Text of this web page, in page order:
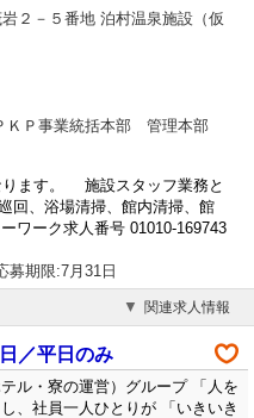
２－５番地 泊村温泉施設（仮
ＫＰ事業統括本部 管理本部
ります。 施設スタッフ業務と
、浴場清掃、館内清掃、館
ーク求人番号 01010-169743
募期限:7月31日
関連求人情報
／平日のみ
ル・寮の運営）グループ 「人を
、社員一人ひとりが 「いきいき